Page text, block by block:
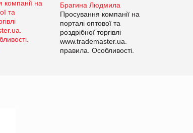
Брагина Людмила
Просування компанії на
порталі оптової та
роздрібної торгівлі
www.trademaster.ua.
правила. Особливості.